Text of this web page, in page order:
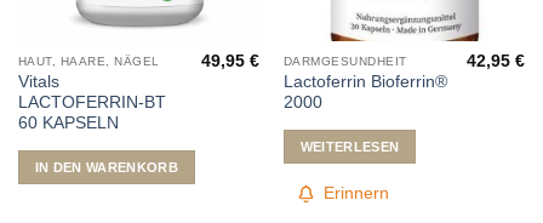
HAUT, HAARE, NÄGEL
Vitals
LACTOFERRIN-BT
60 KAPSELN
49,95€
IN DEN WARENKORB
DARMGESUNDHEIT
Lactoferrin Bioferrin®
2000
42,95€
WEITERLESEN
Erinnern